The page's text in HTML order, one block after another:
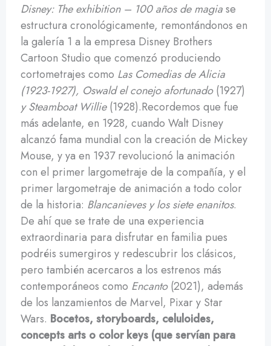
Disney: The exhibition – 100 años de magiase
estructura cronológicamente, remontándonos en
la galería 1 a la empresa Disney Brothers
Cartoon Studio que comenzó produciendo
cortometrajes como Las Comedias de Alicia
(1923-1927), Oswald el conejo afortunado(1927)
y Steamboat Willie(1928).Recordemos que fue
más adelante, en 1928, cuando Walt Disney
alcanzó fama mundial con la creación de Mickey
Mouse, y ya en 1937 revolucionó la animación
con el primer largometraje de la compañía, y el
primer largometraje de animación a todo color
de la historia: Blancanieves y los siete enanitos.
De ahí que se trate de una experiencia
extraordinaria para disfrutar en familia pues
podréis sumergiros y redescubrir los clásicos,
pero también acercaros a los estrenos más
contemporáneos como Encanto(2021), además
de los lanzamientos de Marvel, Pixar y Star
Wars. Bocetos, storyboards, celuloides,
concepts arts o color keys (que servían para